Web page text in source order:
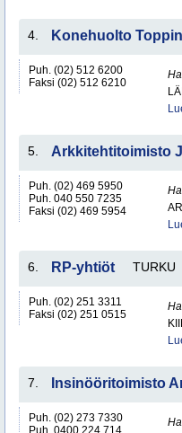
4. Konehuolto
Puh. (02) 512 6200
Faksi (02) 512 6210
5. Arkkitehtitoimisto
Puh. (02) 469 5950
Puh. 040 550 7235
Faksi (02) 469 5954
6. RP-yhtiöt TURKU
Puh. (02) 251 3311
Faksi (02) 251 0515
7. Insinööritoimisto
Puh. (02) 273 7330
Puh. 0400 224 714